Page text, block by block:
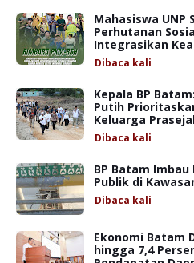
Mahasiswa UNP
Perhutanan
Integrasikan
Dibaca kali
Kepala BP
Putih
Keluarga
Dibaca kali
BP Batam
Publik di
Dibaca kali
Ekonomi Batam
hingga 7,4